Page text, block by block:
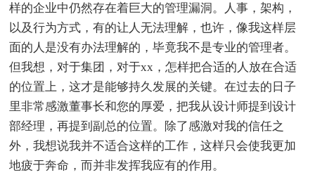
样的企业中仍然存在着巨大的管理漏洞。人事，架构，
以及行为方式，有的让人无法理解，也许，像我这样层
面的人是没有办法理解的，毕竟我不是专业的管理者。
但我想，对于集团，对于xx，怎样把合适的人放在合适
的位置上，这才是能够持久发展的关键。在过去的日子
里非常感激董事长和您的厚爱，把我从设计师提到设计
部经理，再提到副总的位置。除了感激对我的信任之
外，我想说我并不适合这样的工作，这样只会使我更加
地疲于奔命，而并非发挥我应有的作用。